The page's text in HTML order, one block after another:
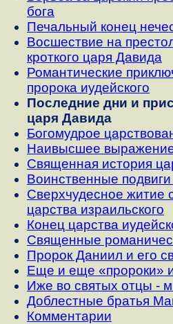
бога
Печальный конец
Восшествие на
кроткого царя Давида
Романтические
пророка иудейского
Последние дни и
царя Давида
Богомудрое
Наивысшее
Священная история
Воинственные
Сверхчудесное житие
царства израильского
Конец царства
Священные
Пророк Даниил и его
Еще и еще «пророки»
Иже во святых отцы -
Доблестные братья
Комментарии